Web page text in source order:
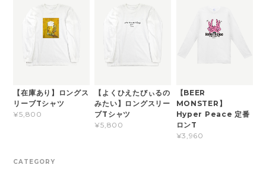
【在庫あり】ロングス
リーブTシャツ
¥5,800
【よくひえたびぃるの
みたい】ロングスリー
ブTシャツ
¥5,800
【BEER
MONSTER】
Hyper Peace 定番
ロンT
¥3,960
CATEGORY